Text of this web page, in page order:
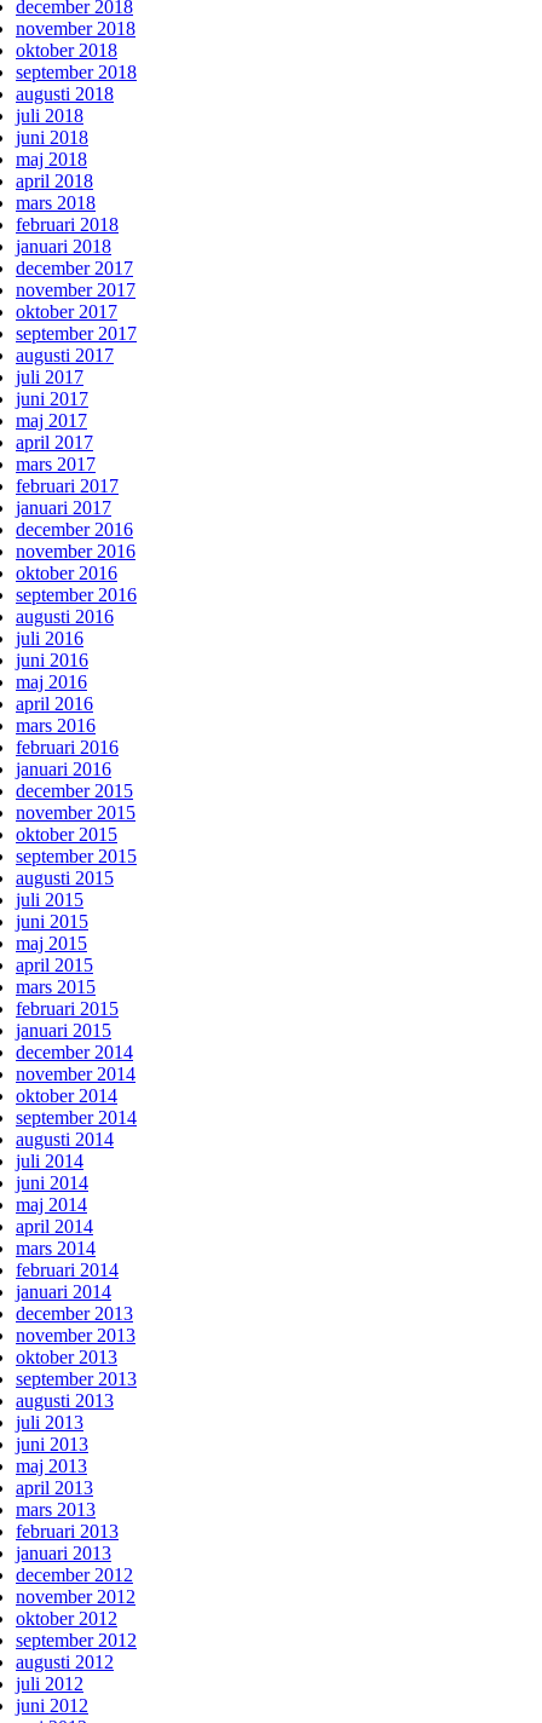
december 2018
november 2018
oktober 2018
september 2018
augusti 2018
juli 2018
juni 2018
maj 2018
april 2018
mars 2018
februari 2018
januari 2018
december 2017
november 2017
oktober 2017
september 2017
augusti 2017
juli 2017
juni 2017
maj 2017
april 2017
mars 2017
februari 2017
januari 2017
december 2016
november 2016
oktober 2016
september 2016
augusti 2016
juli 2016
juni 2016
maj 2016
april 2016
mars 2016
februari 2016
januari 2016
december 2015
november 2015
oktober 2015
september 2015
augusti 2015
juli 2015
juni 2015
maj 2015
april 2015
mars 2015
februari 2015
januari 2015
december 2014
november 2014
oktober 2014
september 2014
augusti 2014
juli 2014
juni 2014
maj 2014
april 2014
mars 2014
februari 2014
januari 2014
december 2013
november 2013
oktober 2013
september 2013
augusti 2013
juli 2013
juni 2013
maj 2013
april 2013
mars 2013
februari 2013
januari 2013
december 2012
november 2012
oktober 2012
september 2012
augusti 2012
juli 2012
juni 2012